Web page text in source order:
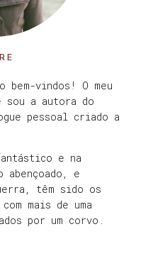
vindos! O meu
a autora do
pessoal criado a
e na
e
têm sido os
mais de uma
por um corvo.